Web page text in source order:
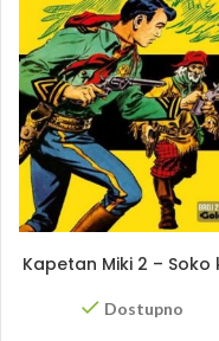
Kapetan Miki 2 – Soko
Dostupno